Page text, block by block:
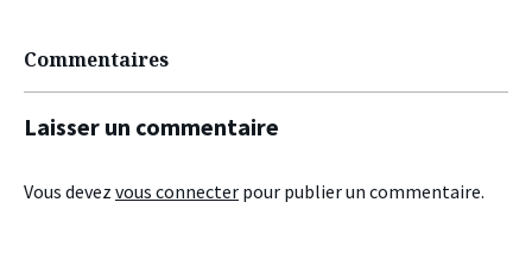
Commentaires
Laisser un commentaire
Vous devez vous connecter pour publier un commentaire.